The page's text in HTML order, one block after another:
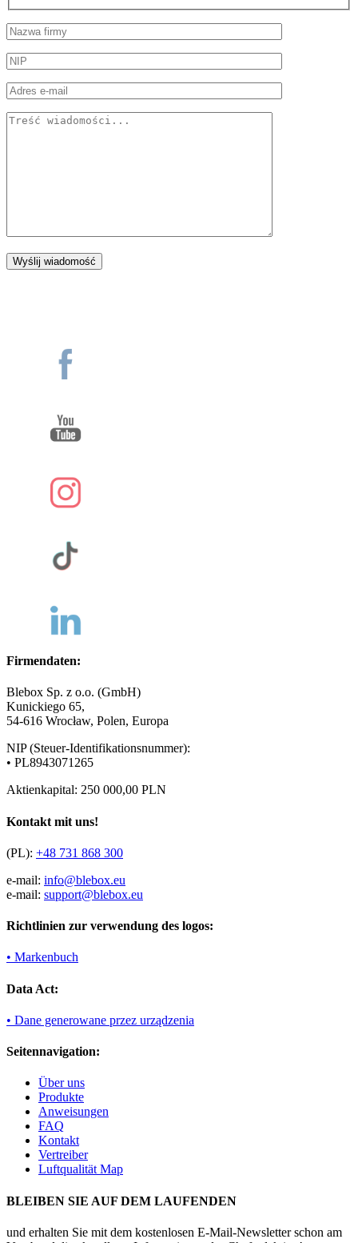
Firmendaten:
Blebox Sp. z o.o. (GmbH)
Kunickiego 65,
54-616 Wrocław, Polen, Europa
NIP (Steuer-Identifikationsnummer):
• PL8943071265
Aktienkapital: 250 000,00 PLN
Kontakt mit uns!
(PL): +48 731 868 300
e-mail: info@blebox.eu
e-mail: support@blebox.eu
Richtlinien zur verwendung des logos:
• Markenbuch
Data Act:
• Dane generowane przez urządzenia
Seitennavigation:
Über uns
Produkte
Anweisungen
FAQ
Kontakt
Vertreiber
Luftqualität Map
BLEIBEN SIE AUF DEM LAUFENDEN
und erhalten Sie mit dem kostenlosen E-Mail-Newsletter schon am